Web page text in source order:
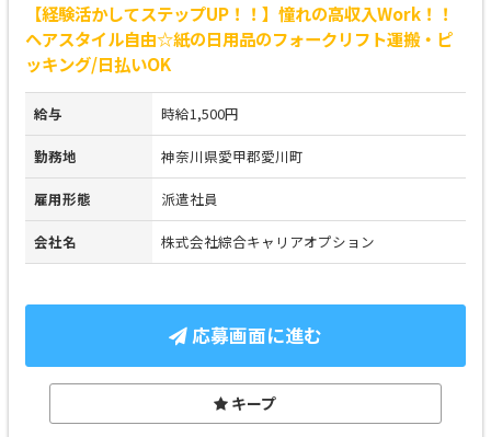
【経験活かしてステップUP！！】憧れの高収入Work！！
ヘアスタイル自由☆紙の日用品のフォークリフト運搬・ピ
ッキング/日払いOK
給与 時給1,500円
勤務地 神奈川県愛甲郡愛川町
雇用形態 派遣社員
会社名 株式会社綜合キャリアオプション
応募画面に進む
キープ